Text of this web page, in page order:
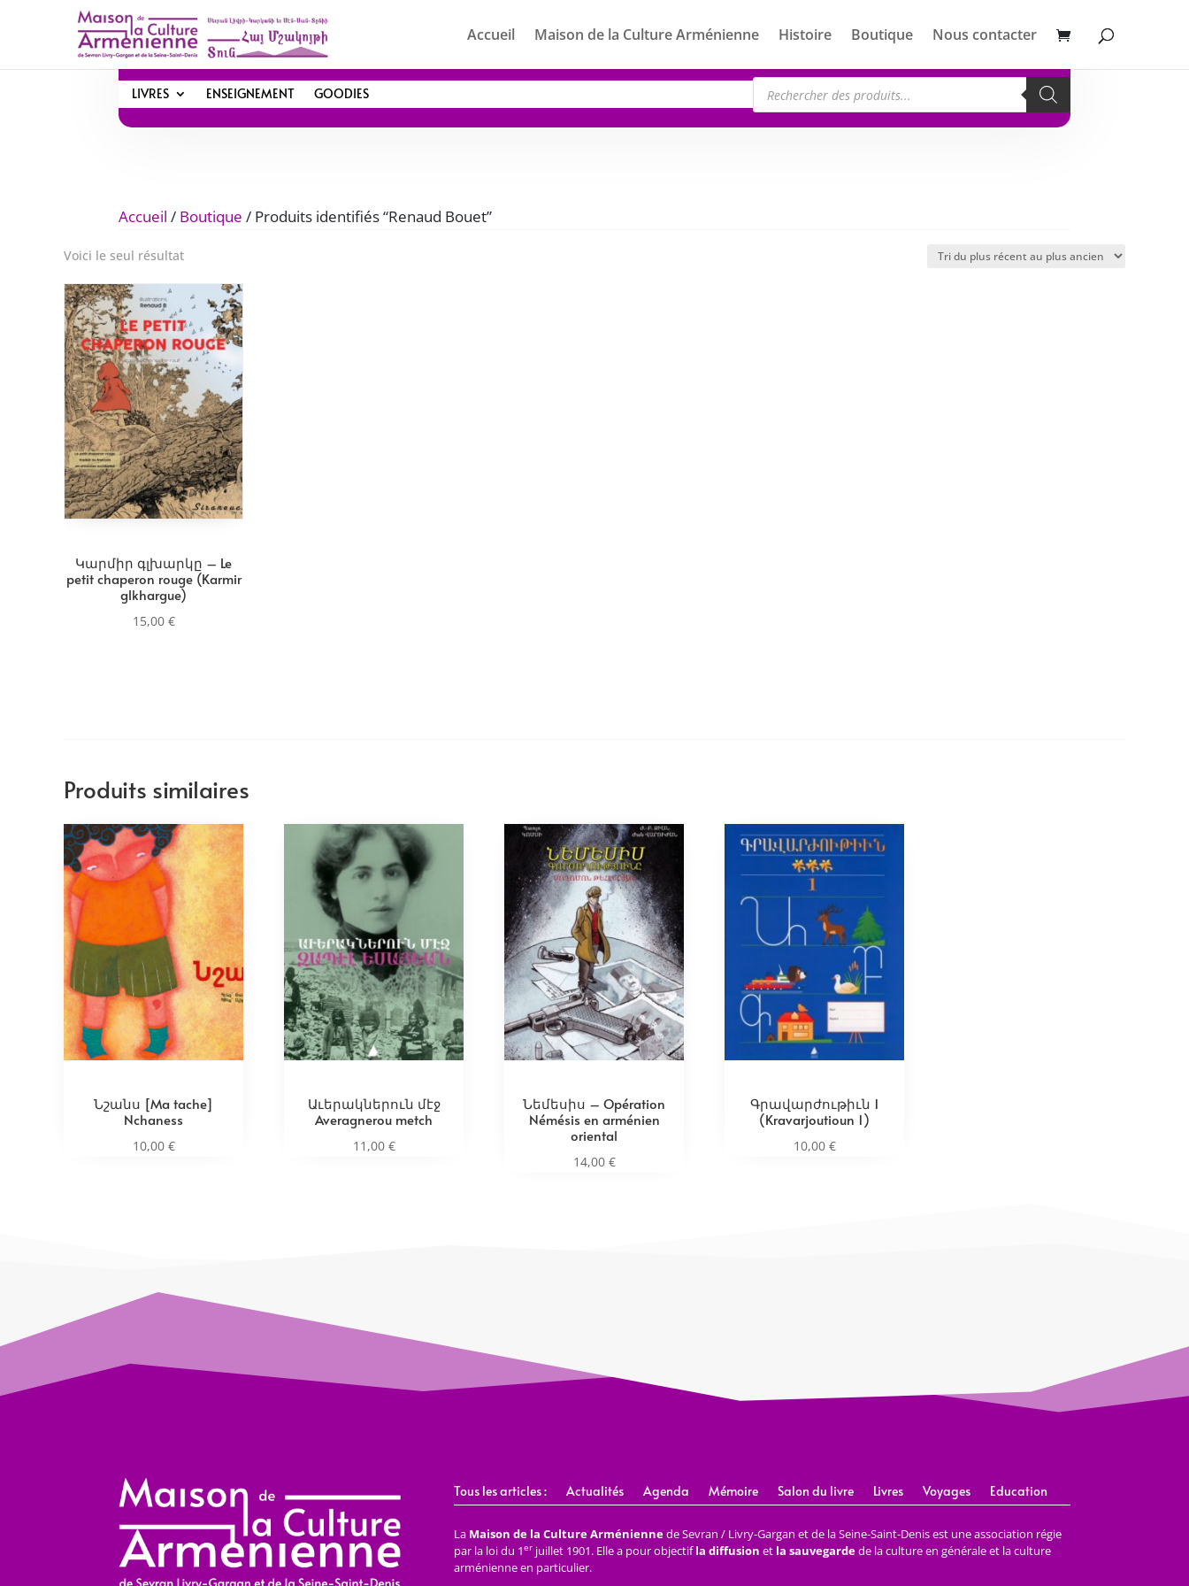
Accueil Maison de la Culture Arménienne Histoire Boutique Nous contacter
LIVRES ENSEIGNEMENT GOODIES Recherche
de
produits
Accueil / Boutique / Produits identifiés “Renaud Bouet”
Voici le seul résultat
Կարմիր գլխարկը – Le
petit chaperon rouge (Karmir
glkhargue)
15,00 €
Produits similaires
Նշանս [Ma tache]
Nchaness
10,00 €
Աւերակներուն մէջ
Averagnerou metch
11,00 €
Նեմեսիս – Opération
Némésis en arménien
oriental
14,00 €
Գրավարժութիւն 1
(Kravarjoutioun 1)
10,00 €
Tous les articles : Actualités Agenda Mémoire Salon du livre Livres Voyages Education
La Maison de la Culture Arméniennede Sevran / Livry-Gargan et de la Seine-Saint-Denis est une association régie
par la loi du 1erjuillet 1901. Elle a pour objectifla diffusion et la sauvegardede la culture en générale et la culture
arménienne en particulier.